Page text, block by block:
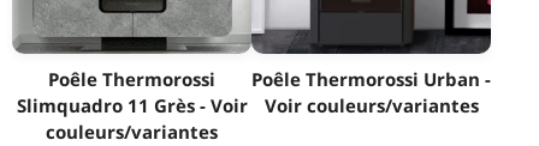
Poêle Thermorossi
Slimquadro 11 Grès - Voir
couleurs/variantes
Poêle Thermorossi Urban -
Voir couleurs/variantes